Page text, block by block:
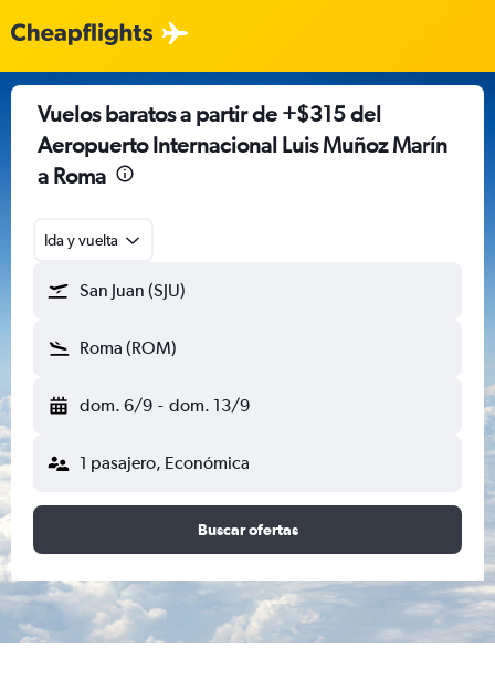
Vuelos baratos a partir de +$315 del
Aeropuerto Internacional Luis Muñoz Marín
a Roma
Ida y vuelta
San Juan (SJU)
Roma (ROM)
dom. 6/9 - dom. 13/9
1 pasajero, Económica
Buscar ofertas